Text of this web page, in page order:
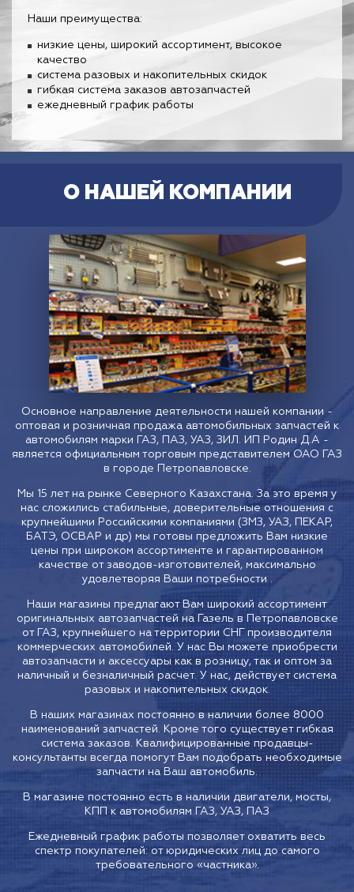
Наши преимущества:
низкие цены, широкий ассортимент, высокое
качество
система разовых и накопительных скидок
гибкая система заказов автозапчастей
ежедневный график работы
О НАШЕЙ КОМПАНИИ
Основное направление деятельности нашей компании -
оптовая и розничная продажа автомобильных запчастей к
автомобилям марки ГАЗ, ПАЗ, УАЗ, ЗИЛ. ИП Родин Д.А -
является официальным торговым представителем ОАО ГАЗ
в городе Петропавловске.
Мы 15 лет на рынке Северного Казахстана. За это время у
нас сложились стабильные, доверительные отношения с
крупнейшими Российскими компаниями (ЗМЗ, УАЗ, ПЕКАР,
БАТЭ, ОСВАР и др) мы готовы предложить Вам низкие
цены при широком ассортименте и гарантированном
качестве от заводов-изготовителей, максимально
удовлетворяя Ваши потребности .
Наши магазины предлагают Вам широкий ассортимент
оригинальных автозапчастей на Газель в Петропавловске
от ГАЗ, крупнейшего на территории СНГ производителя
коммерческих автомобилей. У нас Вы можете приобрести
автозапчасти и аксессуары как в розницу, так и оптом за
наличный и безналичный расчет. У нас, действует система
разовых и накопительных скидок.
В наших магазинах постоянно в наличии более 8000
наименований запчастей. Кроме того существует гибкая
система заказов. Квалифицированные продавцы-
консультанты всегда помогут Вам подобрать необходимые
запчасти на Ваш автомобиль.
В магазине постоянно есть в наличии двигатели, мосты,
КПП к автомобилям ГАЗ, УАЗ, ПАЗ
Ежедневный график работы позволяет охватить весь
спектр покупателей: от юридических лиц до самого
требовательного «частника».